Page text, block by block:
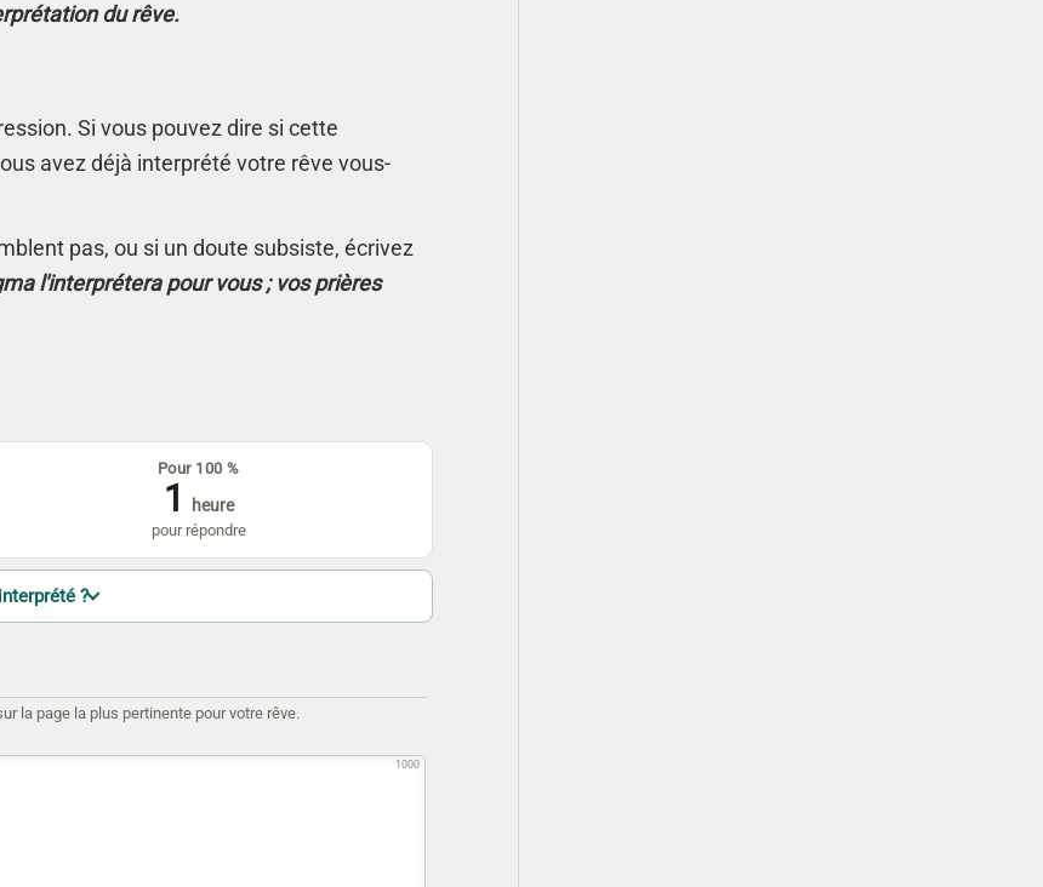
du rêve.
Si vous pouvez dire si cette
avez déjà interprété votre rêve vous-
pas, ou si un doute subsiste, écrivez
l'interprétera pour vous ; vos prières
Pour 100 %
1 heure
pour répondre
?
la page la plus pertinente pour votre rêve.
1000